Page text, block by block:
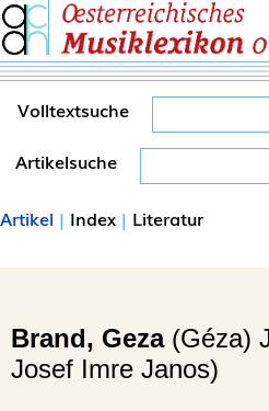
Volltextsuche
Artikelsuche
Artikel | Index | Literatur
Brand, Geza(Géza)
Josef Imre Janos)